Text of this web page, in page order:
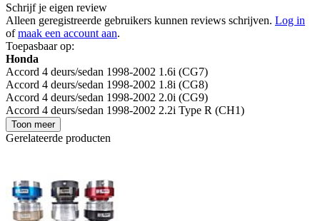
Schrijf je eigen review
Alleen geregistreerde gebruikers kunnen reviews schrijven. Log in
ofmaak een account aan.
Toepasbaar op:
Honda
Accord 4 deurs/sedan 1998-2002 1.6i (CG7)
Accord 4 deurs/sedan 1998-2002 1.8i (CG8)
Accord 4 deurs/sedan 1998-2002 2.0i (CG9)
Accord 4 deurs/sedan 1998-2002 2.2i Type R (CH1)
Toon meer
Gerelateerde producten